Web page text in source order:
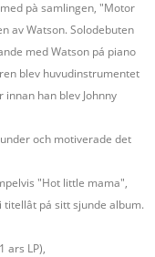
pà samlingen, "Motor
av Watson. Solodebuten
med Watson pá piano
blev huvudinstrumentet
han blev Johnny
och motiverade det
"Hot little mama",
titellât pá sitt sjunde album.
ars LP),